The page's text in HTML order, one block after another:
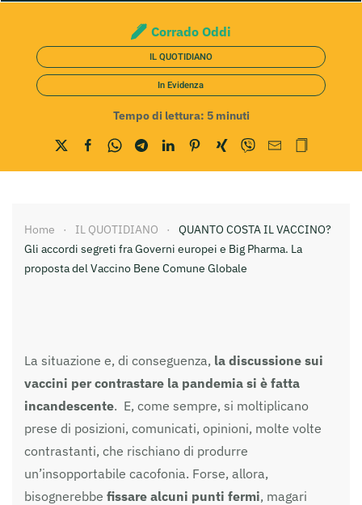
Corrado Oddi
IL QUOTIDIANO
In Evidenza
Tempo di lettura: 5 minuti
Home IL QUOTIDIANO
QUANTO COSTA IL VACCINO?
Gli accordi segreti fra Governi europei e Big Pharma. La
proposta del Vaccino Bene Comune Globale
La situazione e, di conseguenza, la discussione sui
vaccini per contrastare la pandemia si è fatta
incandescente. E, come sempre, si moltiplicano
prese di posizioni, comunicati, opinioni, molte volte
contrastanti, che rischiano di produrre
un’insopportabile cacofonia. Forse, allora,
bisognerebbe fissare alcuni punti fermi, magari